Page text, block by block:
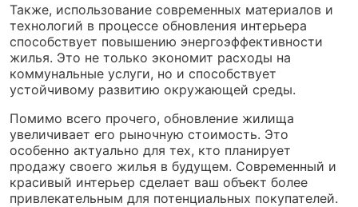
Также, использование современных материалов и
технологий в процессе обновления интерьера
способствует повышению энергоэффективности
жилья. Это не только экономит расходы на
коммунальные услуги, но и способствует
устойчивому развитию окружающей среды.
Помимо всего прочего, обновление жилища
увеличивает его рыночную стоимость. Это
особенно актуально для тех, кто планирует
продажу своего жилья в будущем. Современный и
красивый интерьер сделает ваш объект более
привлекательным для потенциальных покупателей.